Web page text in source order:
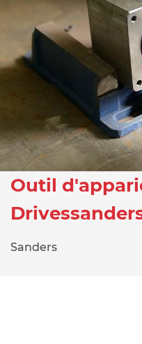
Outil
Sanders